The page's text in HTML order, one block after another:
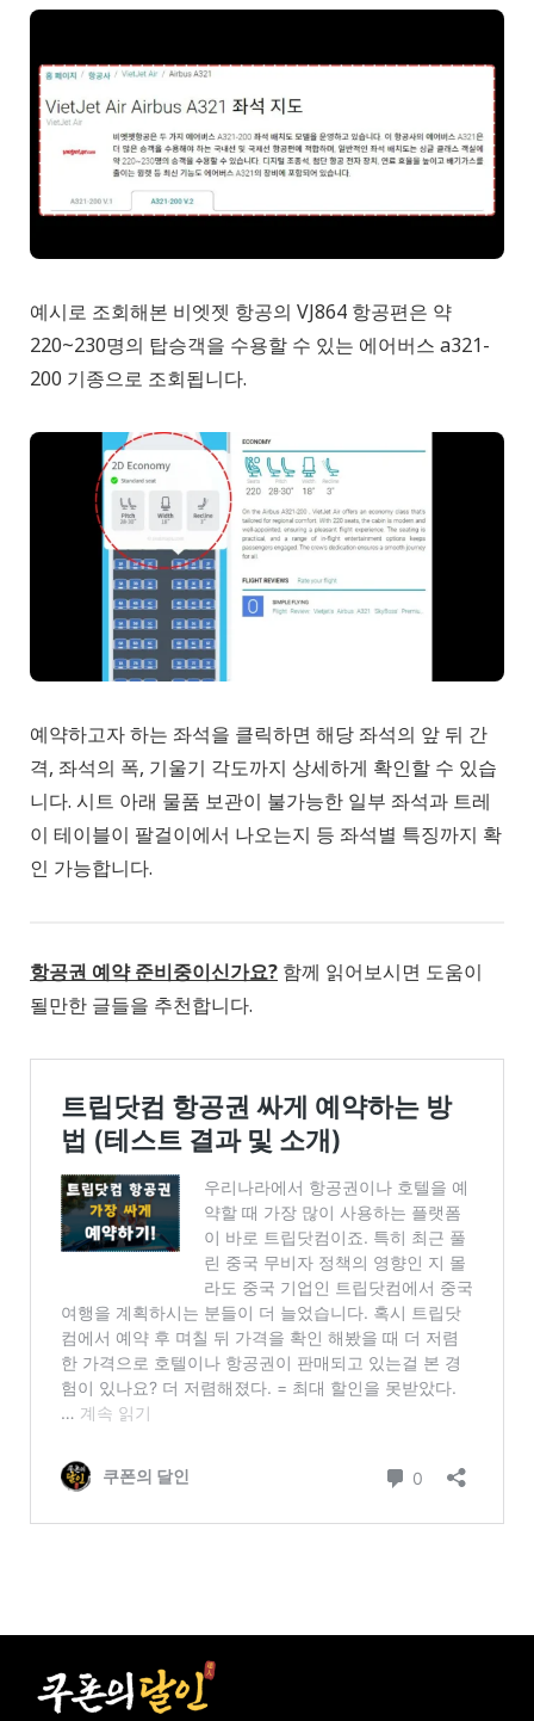
예시로 조회해본 비엣젯 항공의 VJ864 항공편은 약
220~230명의 탑승객을 수용할 수 있는 에어버스 a321-
200 기종으로 조회됩니다.
예약하고자 하는 좌석을 클릭하면 해당 좌석의 앞 뒤 간
격, 좌석의 폭, 기울기 각도까지 상세하게 확인할 수 있습
니다. 시트 아래 물품 보관이 불가능한 일부 좌석과 트레
이 테이블이 팔걸이에서 나오는지 등 좌석별 특징까지 확
인 가능합니다.
항공권 예약 준비중이신가요? 함께 읽어보시면 도움이
될만한 글들을 추천합니다.